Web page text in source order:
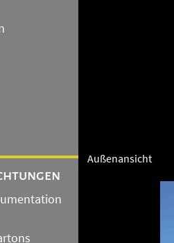
Außenansicht